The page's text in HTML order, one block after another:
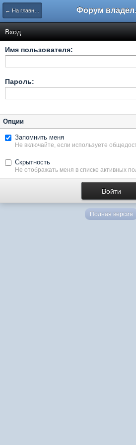
← На главную
Вход
Имя пользователя:
Пароль:
Опции
Запомнить меня
Не включайте, если используете
Скрытность
Не отображать меня в списке активных
Полная версия